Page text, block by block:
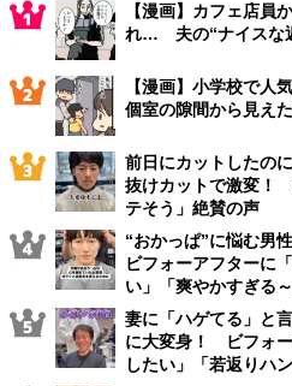
【漫画】カフェ店員
れ… 夫の“ナイスな
【漫画】小学校で
個室の隙間から見え
前日にカットしたの
抜けカットで激変！
テそう」絶賛の声
“おかっぱ”に悩む男
ビフォーアフターに
い」「爽やかすぎる
妻に「ハゲてる」と
に大変身！ ビフォ
したい」「若返りハ